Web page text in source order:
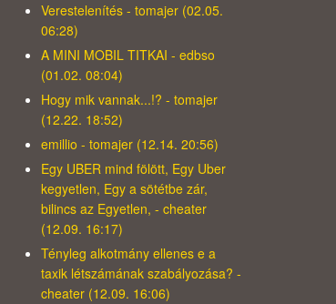
Verestelenítés - tomajer (02.05.
06:28)
A MINI MOBIL TITKAI - edbso
(01.02. 08:04)
Hogy mik vannak...!? - tomajer
(12.22. 18:52)
emillio - tomajer (12.14. 20:56)
Egy UBER mind fölött, Egy Uber
kegyetlen, Egy a sötétbe zár,
bilincs az Egyetlen, - cheater
(12.09. 16:17)
Tényleg alkotmány ellenes e a
taxik létszámának szabályozása? -
cheater (12.09. 16:06)